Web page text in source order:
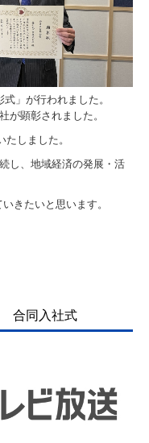
式」が行われました。
社が顕彰されました。
しました。
し、地域経済の発展・活
きたいと思います。
合同入社式